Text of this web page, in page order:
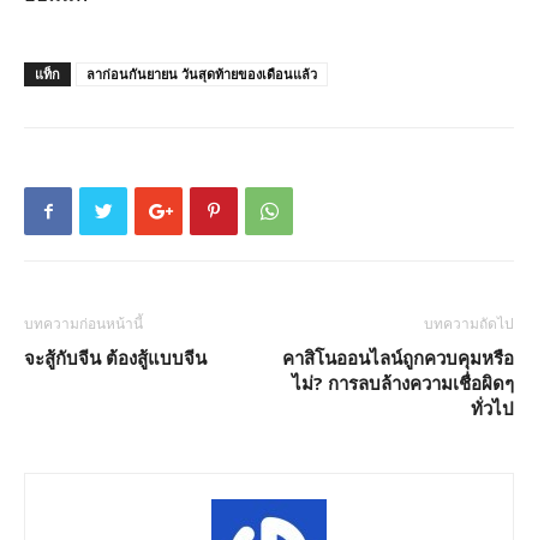
แท็ก ลาก่อนกันยายน วันสุดท้ายของเดือนแล้ว
บทความก่อนหน้านี้
จะสู้กับจีน ต้องสู้แบบจีน
บทความถัดไป
คาสิโนออนไลน์ถูกควบคุมหรือ
ไม่? การลบล้างความเชื่อผิดๆ
ทั่วไป